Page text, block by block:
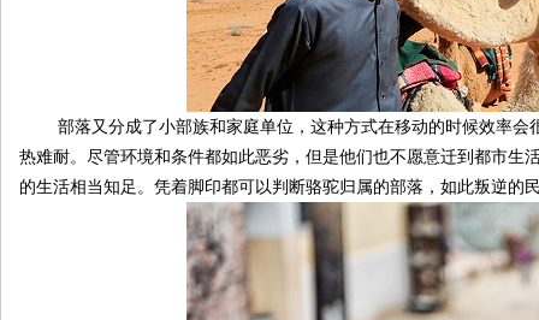
部落又分成了小部族和家庭单位，这种方式在移动的时候效率会
热难耐。尽管环境和条件都如此恶劣，但是他们也不愿意迁到都市
的生活相当知足。凭着脚印都可以判断骆驼归属的部落，如此叛逆的